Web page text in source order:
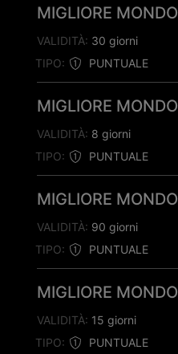
MIGLIORE MONDO
TIPO: PUNTUALE
VALIDITÀ: 30 giorni
MIGLIORE MONDO
TIPO: PUNTUALE
VALIDITÀ: 8 giorni
MIGLIORE MONDO
TIPO: PUNTUALE
VALIDITÀ: 90 giorni
MIGLIORE MONDO
TIPO: PUNTUALE
VALIDITÀ: 15 giorni